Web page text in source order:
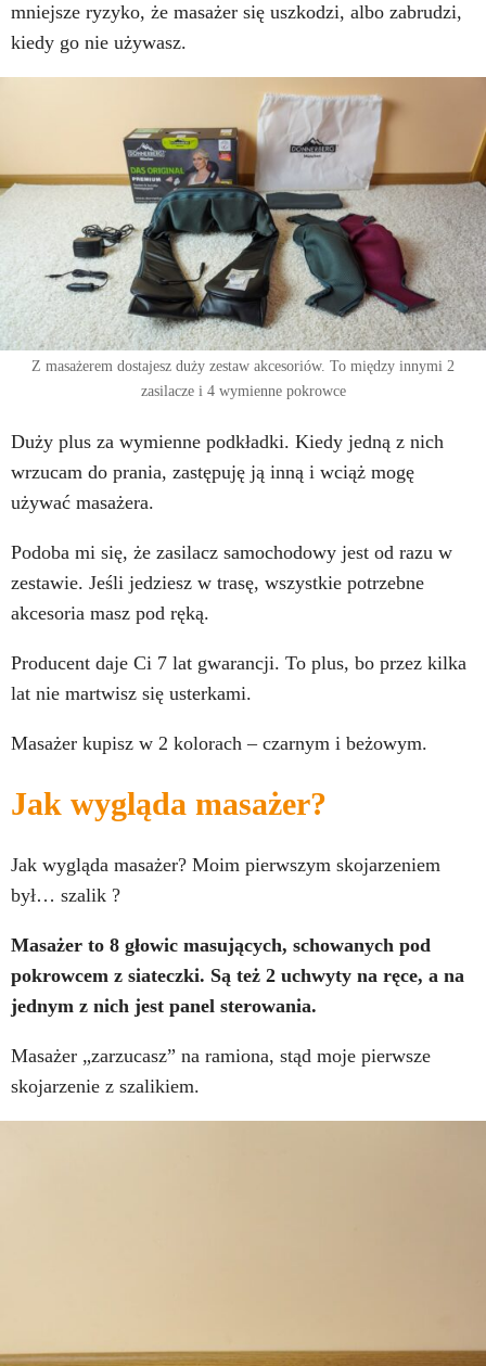
mniejsze ryzyko, że masażer się uszkodzi, albo zabrudzi,
kiedy go nie używasz.
Z masażerem dostajesz duży zestaw akcesoriów. To między innymi 2
zasilacze i 4 wymienne pokrowce
Duży plus za wymienne podkładki. Kiedy jedną z nich
wrzucam do prania, zastępuję ją inną i wciąż mogę
używać masażera.
Podoba mi się, że zasilacz samochodowy jest od razu w
zestawie. Jeśli jedziesz w trasę, wszystkie potrzebne
akcesoria masz pod ręką.
Producent daje Ci 7 lat gwarancji. To plus, bo przez kilka
lat nie martwisz się usterkami.
Masażer kupisz w 2 kolorach – czarnym i beżowym.
Jak wygląda masażer?
Jak wygląda masażer? Moim pierwszym skojarzeniem
był… szalik ?
Masażer to 8 głowic masujących, schowanych pod
pokrowcem z siateczki. Są też 2 uchwyty na ręce, a na
jednym z nich jest panel sterowania.
Masażer „zarzucasz” na ramiona, stąd moje pierwsze
skojarzenie z szalikiem.